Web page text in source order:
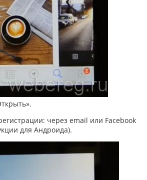
через email или Facebook
для Андроида).